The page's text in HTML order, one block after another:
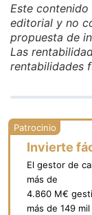
Este
editorial y no
propuesta de
Las
rentabilidades
Invierte
El gestor de
más de
4.860 M€
más de 149